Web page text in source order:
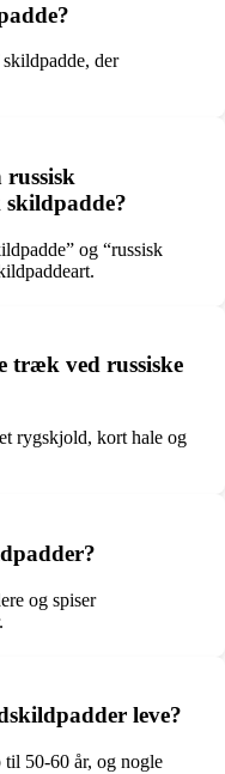
der
russisk
skildpadde?
og “russisk
træk ved russiske
rygskjold, kort hale og
og spiser
leve?
til 50-60 år, og nogle